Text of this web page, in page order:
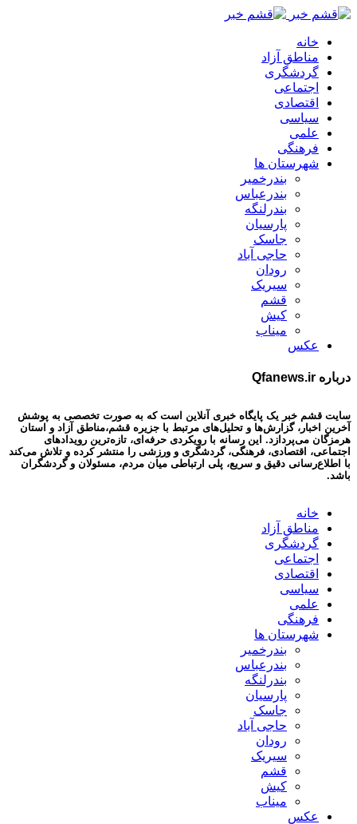
خانه
مناطق آزاد
گردشگری
اجتماعی
اقتصادی
سیاسی
علمی
فرهنگی
شهرستان ها
بندرخمیر
بندرعباس
بندرلنگه
پارسیان
جاسک
حاجی آباد
رودان
سیریک
قشم
کیش
میناب
عکس
درباره Qfanews.ir
سایت قشم خبر یک پایگاه خبری آنلاین است که به صورت تخصصی به پوشش
آخرین اخبار، گزارش‌ها و تحلیل‌های مرتبط با جزیره قشم،مناطق آزاد و استان
هرمزگان می‌پردازد. این رسانه با رویکردی حرفه‌ای، تازه‌ترین رویدادهای
اجتماعی، اقتصادی، فرهنگی، گردشگری و ورزشی را منتشر کرده و تلاش می‌کند
با اطلاع‌رسانی دقیق و سریع، پلی ارتباطی میان مردم، مسئولان و گردشگران
باشد.
خانه
مناطق آزاد
گردشگری
اجتماعی
اقتصادی
سیاسی
علمی
فرهنگی
شهرستان ها
بندرخمیر
بندرعباس
بندرلنگه
پارسیان
جاسک
حاجی آباد
رودان
سیریک
قشم
کیش
میناب
عکس